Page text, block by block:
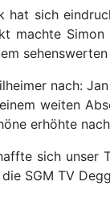
hat sich
machte
nach:
weiten
erhöhte
sich
SGM TV